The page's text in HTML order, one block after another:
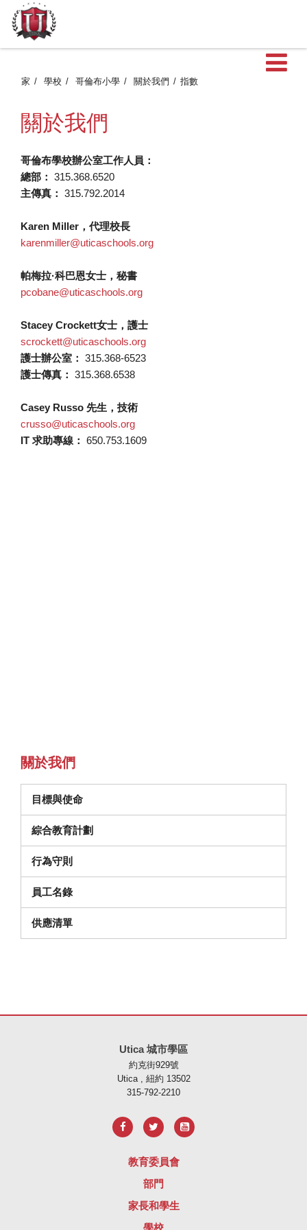
家 學校 哥倫布小學 關於我們 指數
關於我們
哥倫布學校辦公室工作人員：
總部： 315.368.6520
主傳真： 315.792.2014
Karen Miller，代理校長
karenmiller@uticaschools.org
帕梅拉·科巴恩女士，秘書
pcobane@uticaschools.org
Stacey Crockett女士，護士
scrockett@uticaschools.org
護士辦公室： 315.368-6523
護士傳真： 315.368.6538
Casey Russo 先生，技術
crusso@uticaschools.org
IT 求助專線： 650.753.1609
關於我們
目標與使命
綜合教育計劃
行為守則（在新視窗中開啟）
員工名錄
供應清單（在新視窗中打開）
Utica 城市學區
約克街929號
Utica , 紐約 13502
315-792-2210
教育委員會
部門
家長和學生
學校